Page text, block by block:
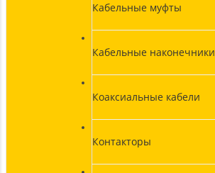
Кабельные муфты
Кабельные наконечники
Коаксиальные кабели
Контакторы